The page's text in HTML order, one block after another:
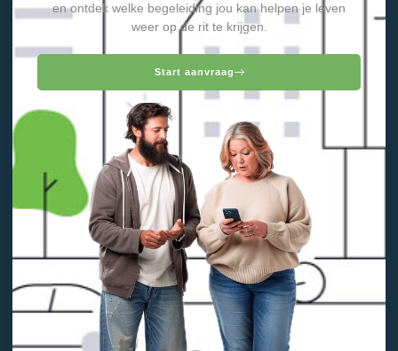
en ontdek welke begeleiding jou kan helpen je leven
weer op de rit te krijgen.
Start aanvraag